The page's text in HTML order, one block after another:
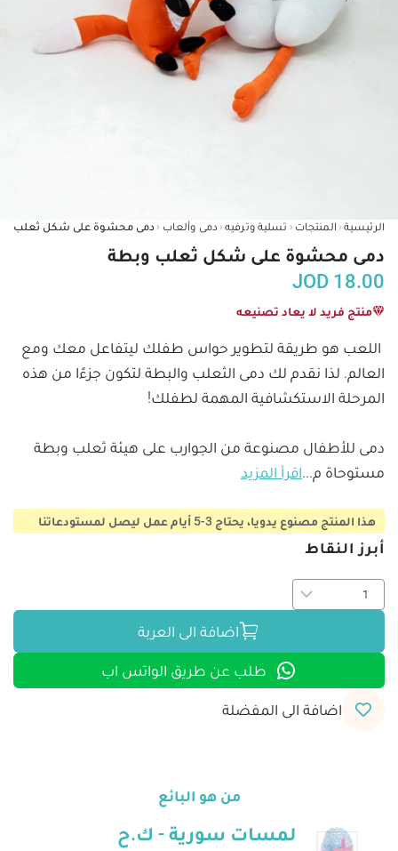
الرئيسية ‹ المنتجات ‹ تسلية وترفيه ‹ دمى وألعاب ‹
دمى محشوة على شكل ثعلب وبطة
JOD 18.00
منتج فريد لا يعاد تصنيعه
اللعب هو طريقة لتطوير حواس طفلك ليتفاعل معك ومع
العالم. لذا نقدم لك دمى الثعلب والبطة لتكون جزءًا من هذه
دمى للأطفال مصنوعة من الجوارب على هيئة ثعلب وبطة
مستوحاة م...اقرأ المزيد
هذا المنتج مصنوع يدويا، يحتاج 3-5 أيام عمل ليصل لمستودعاتنا
أبرز النقاط
اضافة الى العربة
طلب عن طريق الواتس اب
اضافة الى المفضلة
من هو البائع
لمسات سورية - ك.ح